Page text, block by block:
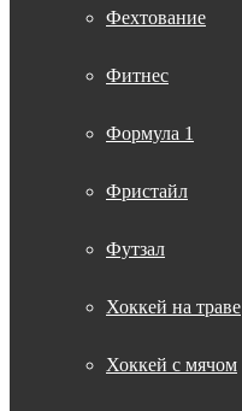
Фехтование
Фитнес
Формула 1
Фристайл
Футзал
Хоккей на траве
Хоккей с мячом